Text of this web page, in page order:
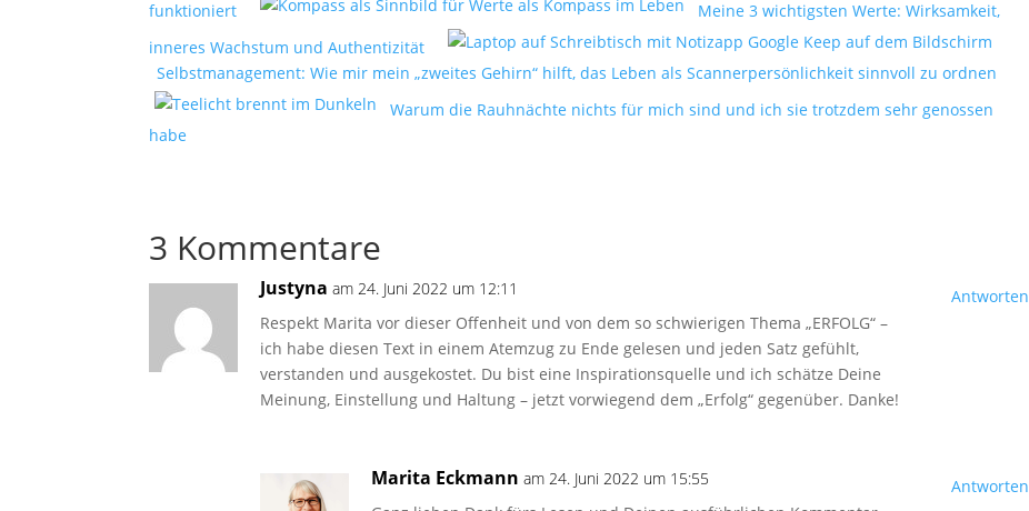
funktioniert
Meine 3 wichtigsten Werte: Wirksamkeit,
inneres Wachstum und Authentizität
Selbstmanagement: Wie mir mein „zweites Gehirn“ hilft, das Leben als Scannerpersönlichkeit sinnvoll zu ordnen
Warum die Rauhnächte nichts für mich sind und ich sie trotzdem sehr genossen
habe
3 Kommentare
Justyna am 24. Juni 2022 um 12:11
Respekt Marita vor dieser Offenheit und von dem so schwierigen Thema „ERFOLG“ –
ich habe diesen Text in einem Atemzug zu Ende gelesen und jeden Satz gefühlt,
verstanden und ausgekostet. Du bist eine Inspirationsquelle und ich schätze Deine
Meinung, Einstellung und Haltung – jetzt vorwiegend dem „Erfolg“ gegenüber. Danke!
Antworten
Marita Eckmann am 24. Juni 2022 um 15:55
Antworten